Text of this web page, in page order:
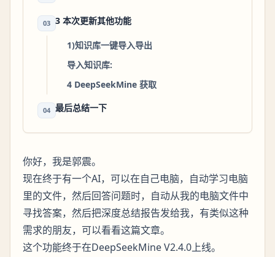
03 3 本次更新其他功能
1)知识库一键导入导出
导入知识库:
4 DeepSeekMine 获取
04 最后总结一下
你好，我是郭震。
现在终于有一个AI，可以在自己电脑，自动学习电脑
里的文件，然后回答问题时，自动从我的电脑文件中
寻找答案，然后把深度总结报告发给我，有类似这种
需求的朋友，可以看看这篇文章。
这个功能终于在DeepSeekMine V2.4.0上线。